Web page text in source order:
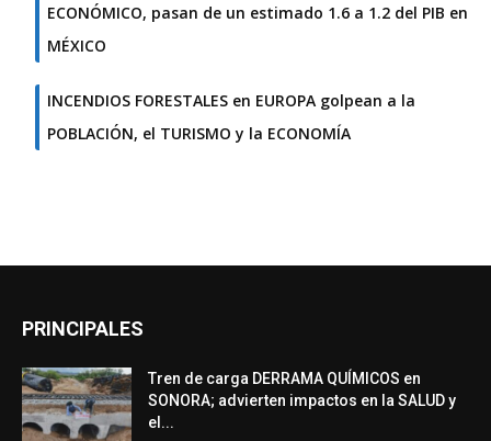
ECONÓMICO, pasan de un estimado 1.6 a 1.2 del PIB en
MÉXICO
INCENDIOS FORESTALES en EUROPA golpean a la
POBLACIÓN, el TURISMO y la ECONOMÍA
PRINCIPALES
Tren de carga DERRAMA QUÍMICOS en
SONORA; advierten impactos en la SALUD y
el...